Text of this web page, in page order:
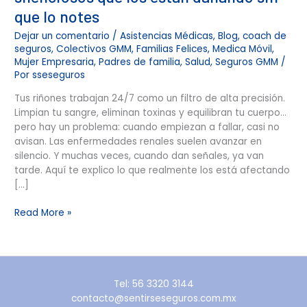
que lo notes
Dejar un comentario /Asistencias Médicas,Blog,coach de
seguros,Colectivos GMM,Familias Felices,Medica Móvil,
Mujer Empresaria,Padres de familia,Salud,Seguros GMM /
Porsseseguros
Tus riñones trabajan 24/7 como un filtro de alta precisión.
Limpian tu sangre, eliminan toxinas y equilibran tu cuerpo…
pero hay un problema: cuando empiezan a fallar, casi no
avisan. Las enfermedades renales suelen avanzar en
silencio. Y muchas veces, cuando dan señales, ya van
tarde. Aquí te explico lo que realmente los está afectando
[…]
Read More »
Tel: 56 3320 3144
contacto@sentirseseguros.com.mx